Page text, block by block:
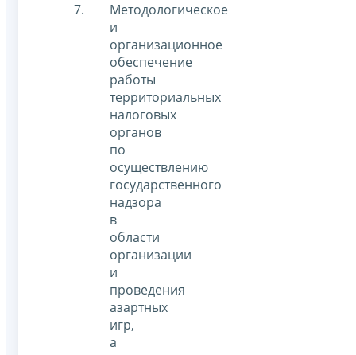
Методологическое
и
организационное
обеспечение
работы
территориальных
налоговых
органов
по
осуществлению
государственного
надзора
в
области
организации
и
проведения
азартных
игр,
а